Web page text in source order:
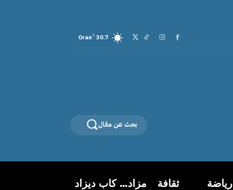
30.7
C
Oran
بحث عن مقال
رياضة ثقافة مزاد… كاب ديزاد